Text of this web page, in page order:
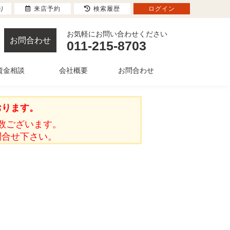
お問合わせ
お気軽にお問い合わせください
011-215-8703
金相談 会社概要 お問合わせ
ます。
ざいます。
せ下さい。
来店予約 検索履歴 ログイン